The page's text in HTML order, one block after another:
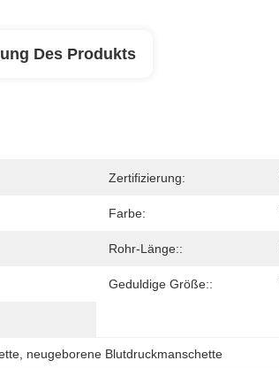
Des Produkts
Zertifizierung:
Farbe:
Rohr-Länge::
Geduldige Größe::
neugeborene Blutdruckmanschette